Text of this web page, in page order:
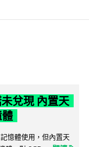
兌現 內置天
憶體使用，但內置天